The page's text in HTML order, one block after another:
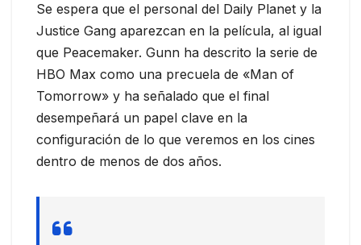
Se espera que el personal del Daily Planet y la
Justice Gang aparezcan en la película, al igual
que Peacemaker. Gunn ha descrito la serie de
HBO Max como una precuela de «Man of
Tomorrow» y ha señalado que el final
desempeñará un papel clave en la
configuración de lo que veremos en los cines
dentro de menos de dos años.